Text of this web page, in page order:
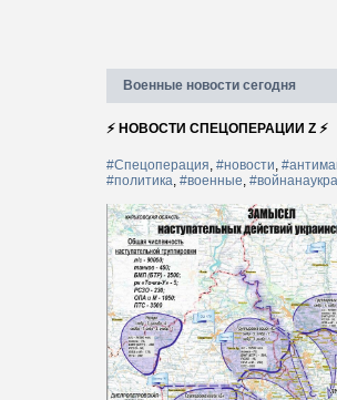
Военные новости сегодня
⚡ НОВОСТИ СПЕЦОПЕРАЦИИ Z ⚡
#Спецоперация, #новости,
#политика, #военные,